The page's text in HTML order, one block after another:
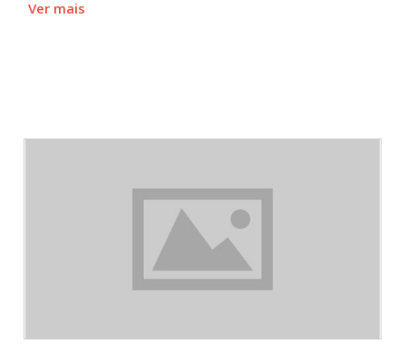
Ver mais